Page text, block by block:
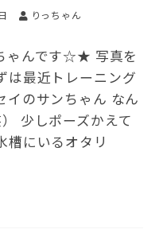
りっちゃん
ゃんです☆★ 写真を
は最近トレーニング
イのサンちゃん なん
少しポーズかえて
槽にいるオタリ